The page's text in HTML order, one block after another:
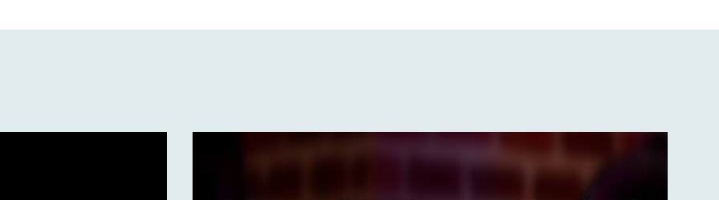
Extreme piedāvā uzlabotas funkcijas, lai uzlabotu tiešraides un video
atpakaļskaitīšanas un citus elementus, savukārt vairāku skatu